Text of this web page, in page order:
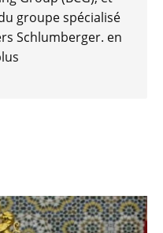
groupe spécialisé
Schlumberger. en